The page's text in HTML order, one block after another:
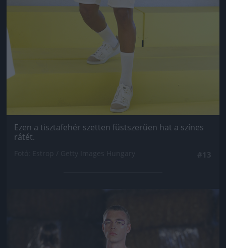
Ezen a tisztafehér szetten füstszerűen hat a színes
rátét.